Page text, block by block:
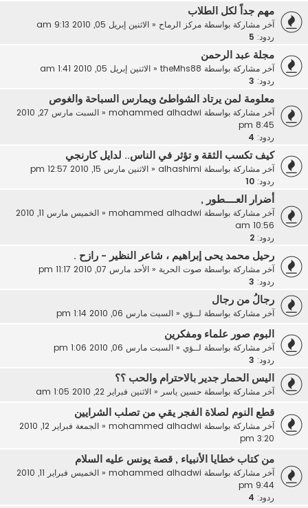
مهم جداً لكل الطلاب
آخر مشاركة بواسطة مركز الرماح« الاثنين إبريل 05, 2010 9:13 am
ردود: 5
مجلة عبد الرحمن
آخر مشاركة بواسطة theMhs88
« الاثنين إبريل 05, 2010 1:41 am
ردود: 3
معلومة لمن يرتاد الشواطئ ويمارس السباحة والغوص
آخر مشاركة بواسطة mohammed alhadwi
«
السبت مارس 27, 2010
8:45 pm
ردود: 4
كيف تكسب الثقة و تؤثر في الناس.. لدايل كارنجي
آخر مشاركة بواسطة alhashimi
« الاثنين مارس 15, 2010 12:57 pm
ردود: 10
أضرار العــــطور ,
آخر مشاركة بواسطة mohammed alhadwi
«
الخميس مارس 11, 2010
10:56 am
ردود: 2
رحيل محمد يحى إبراهيم ، شاعر النظير - رازح .
آخر مشاركة بواسطة صوت الحرية« الأحد مارس 07, 2010 11:17 pm
ردود: 3
رجالُ من رجال
آخر مشاركة بواسطة لــؤي« السبت مارس 06, 2010 1:14 pm
البوم صور علماء ومفكرين
آخر مشاركة بواسطة لــؤي« السبت مارس 06, 2010 1:06 pm
ردود: 3
اليس الحمار جدير بالاحترام والحب ؟؟
آخر مشاركة بواسطة حسين ياسر« الاثنين فبراير 22, 2010 1:05 am
قطع النوم لصلاة الفجر يقي من تصلب الشرايين
آخر مشاركة بواسطة mohammed alhadwi
«
الجمعة فبراير 12, 2010
3:20 pm
من كتاب خطايا الأنبياء , قصة يونس عليه السلام
آخر مشاركة بواسطة mohammed alhadwi
«
الخميس فبراير 11, 2010
9:44 pm
ردود: 4